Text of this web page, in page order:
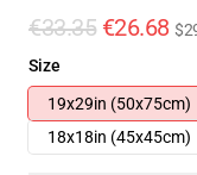
€33.35 €26.68
Size
19x29in (50x75cm)
18x18in (45x45cm)